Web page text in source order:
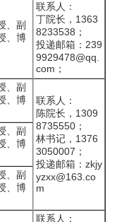
、副
、博
联系人：
丁院长，1363
8233538；
投递邮箱：239
9929478@qq.
com；
、副
、博
联系人：
陈院长，1309
8735550；
林书记，1376
3050007；
投递邮箱：zkjy
yzxx@163.co
m
、副
、博
、副
、博
联系人：